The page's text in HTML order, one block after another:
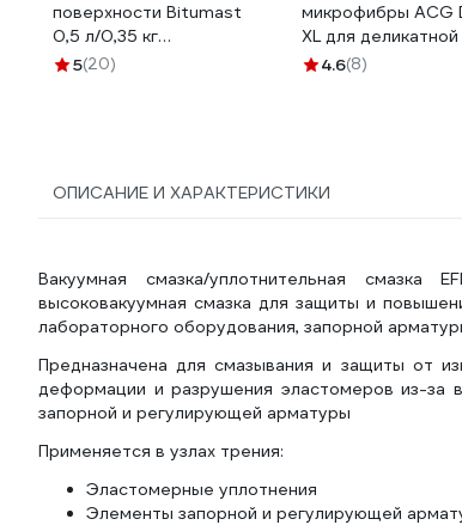
поверхности Bitumast
0,5 л/0,35 кг
4607952901131
5(20)
микрофибры ACG
XL для
поверхностей
4.6(8)
ОПИСАНИЕ И ХАРАКТЕРИСТИКИ
Вакуумная смазка/уплотнительная
высоковакуумная смазка для защиты и
лабораторного оборудования, запорной
Предназначена для смазывания и защиты от
деформации и разрушения эластомеров из-за
запорной и регулирующей арматуры
Применяется в узлах трения:
Эластомерные уплотнения
Элементы запорной и регулирующей